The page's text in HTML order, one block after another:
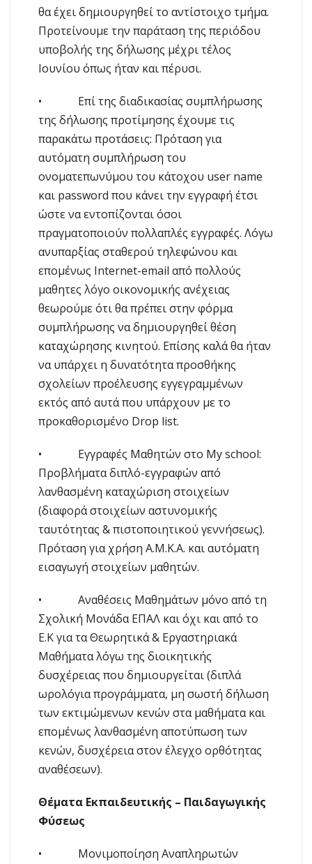
θα έχει δημιουργηθεί το αντίστοιχο τμήμα.
Προτείνουμε την παράταση της περιόδου
υποβολής της δήλωσης μέχρι τέλος
Ιουνίου όπως ήταν και πέρυσι.
• Επί της διαδικασίας συμπλήρωσης
της δήλωσης προτίμησης έχουμε τις
παρακάτω προτάσεις: Πρόταση για
αυτόματη συμπλήρωση του
ονοματεπωνύμου του κάτοχου user name
και password που κάνει την εγγραφή έτσι
ώστε να εντοπίζονται όσοι
πραγματοποιούν πολλαπλές εγγραφές. Λόγω
ανυπαρξίας σταθερού τηλεφώνου και
επομένως Internet-email από πολλούς
μαθητες λόγο οικονομικής ανέχειας
θεωρούμε ότι θα πρέπει στην φόρμα
συμπλήρωσης να δημιουργηθεί θέση
καταχώρησης κινητού. Επίσης καλά θα ήταν
να υπάρχει η δυνατότητα προσθήκης
σχολείων προέλευσης εγγεγραμμένων
εκτός από αυτά που υπάρχουν με το
προκαθορισμένο Drop list.
• Εγγραφές Μαθητών στο My school:
Προβλήματα διπλό-εγγραφών από
λανθασμένη καταχώριση στοιχείων
(διαφορά στοιχείων αστυνομικής
ταυτότητας & πιστοποιητικού γεννήσεως).
Πρόταση για χρήση Α.Μ.Κ.Α. και αυτόματη
εισαγωγή στοιχείων μαθητών.
• Αναθέσεις Μαθημάτων μόνο από τη
Σχολική Μονάδα ΕΠΑΛ και όχι και από το
Ε.Κ για τα Θεωρητικά & Εργαστηριακά
Μαθήματα λόγω της διοικητικής
δυσχέρειας που δημιουργείται (διπλά
ωρολόγια προγράμματα, μη σωστή δήλωση
των εκτιμώμενων κενών στα μαθήματα και
επομένως λανθασμένη αποτύπωση των
κενών, δυσχέρεια στον έλεγχο ορθότητας
αναθέσεων).
Θέματα Εκπαιδευτικής – Παιδαγωγικής
Φύσεως
• Μονιμοποίηση Αναπληρωτών